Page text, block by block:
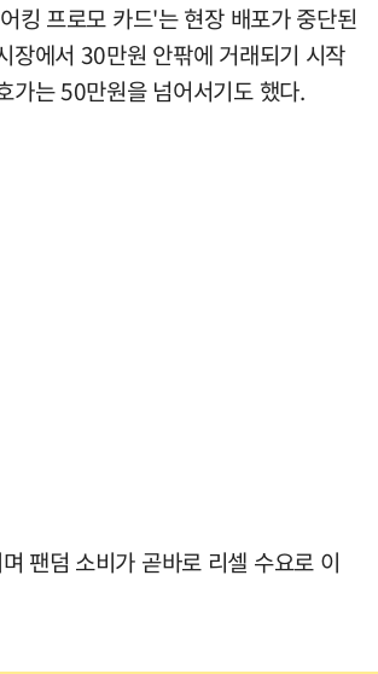
킹 프로모 카드'는 현장 배포가 중단된
장에서 30만원 안팎에 거래되기 시작
가는 50만원을 넘어서기도 했다.
팬덤 소비가 곧바로 리셀 수요로 이